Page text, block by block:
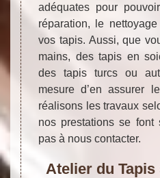
adéquates pour
réparation, le
vos tapis. Aussi, que
mains, des tapis en
des tapis turcs ou
mesure d’en assurer
réalisons les travaux
nos prestations se font
pas à nous contacter.
Atelier du Tapis